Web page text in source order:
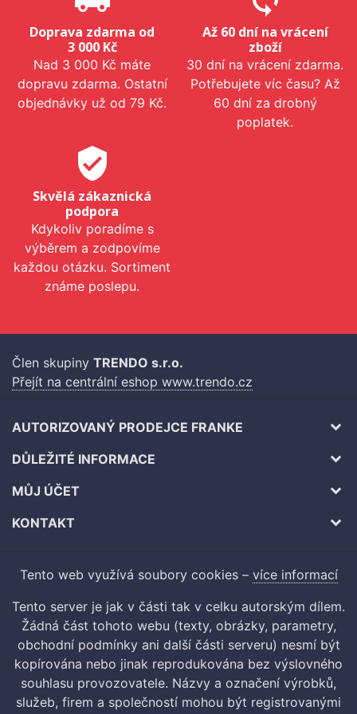
Doprava zdarma od
3 000 Kč
Nad 3 000 Kč máte
dopravu zdarma. Ostatní
objednávky už od 79 Kč.
Až 60 dní na vrácení
zboží
30 dní na vrácení zdarma.
Potřebujete víc času? Až
60 dní za drobný
poplatek.
verified_user
Skvělá zákaznická
podpora
Kdykoliv poradíme s
výběrem a zodpovíme
každou otázku. Sortiment
známe poslepu.
Člen skupiny TRENDO s.r.o.
Přejít na centrální eshop www.trendo.cz
AUTORIZOVANÝ PRODEJCE FRANKE
DŮLEŽITÉ INFORMACE
MŮJ ÚČET
KONTAKT
Tento web využívá soubory cookies – více informací
Tento server je jak v části tak v celku autorským dílem.
Žádná část tohoto webu (texty, obrázky, parametry,
obchodní podmínky ani další části serveru) nesmí být
kopírována nebo jinak reprodukována bez výslovného
souhlasu provozovatele. Názvy a označení výrobků,
služeb, firem a společností mohou být registrovanými